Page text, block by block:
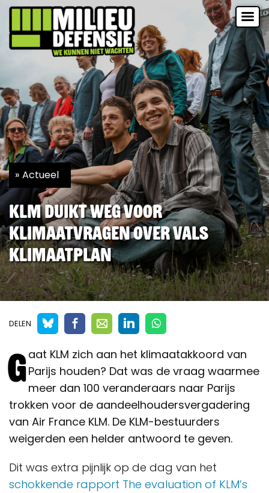
Actueel
KLM duikt weg voor
klimaatvragen over vals
klimaatplan
DELEN
Gaat KLM zich aan het klimaatakkoord van
Parijs houden? Dat was de vraag waarmee
meer dan 100 veranderaars naar Parijs
trokken voor de aandeelhoudersvergadering
van Air France KLM. De KLM-bestuurders
weigerden een helder antwoord te geven.
Dit was extra pijnlijk op de dag van het
schokkende rapport The evaluation of KLM’s